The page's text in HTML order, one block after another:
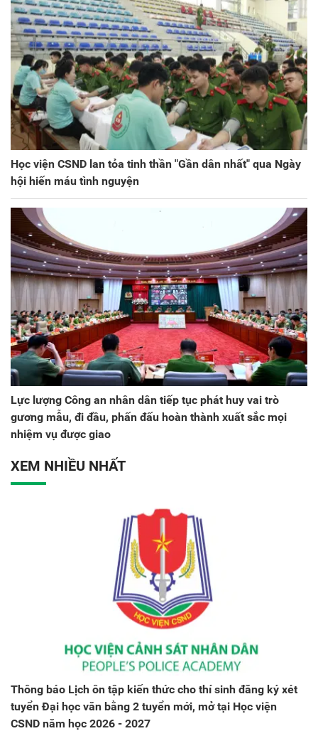
Học viện CSND lan tỏa tinh thần "Gần dân nhất" qua Ngày
hội hiến máu tình nguyện
Lực lượng Công an nhân dân tiếp tục phát huy vai trò
gương mẫu, đi đầu, phấn đấu hoàn thành xuất sắc mọi
nhiệm vụ được giao
XEM NHIỀU NHẤT
Thông báo Lịch ôn tập kiến thức cho thí sinh đăng ký xét
tuyển Đại học văn bằng 2 tuyển mới, mở tại Học viện
CSND năm học 2026 - 2027